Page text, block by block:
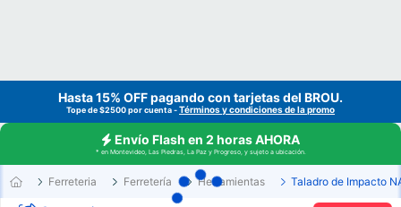
Hasta 15% OFF pagando con tarjetas del BROU.
Tope de $2500 por cuenta -Términos y condiciones de la promo
Envío Flash en 2 horas AHORA
* en Montevideo, Las Piedras, La Paz y Progreso, y sujeto a ubicación.
Ferreteria Ferretería Herramientas Taladro de Impacto